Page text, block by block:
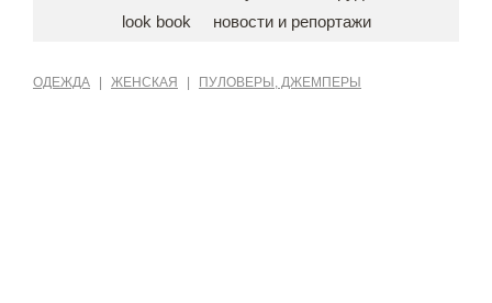
look book
новости и репортажи
ОДЕЖДА ЖЕНСКАЯ ПУЛОВЕРЫ, ДЖЕМПЕРЫ